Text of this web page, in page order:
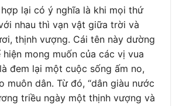
lại có ý nghĩa là khi mọi thứ
nhau thì vạn vật giữa trời và
thịnh vượng. Cái tên này dường
hiện mong muốn của các vị vua
đem lại một cuộc sống ấm no,
muôn dân. Từ đó, “dân giàu nước
triều ngày một thịnh vượng và